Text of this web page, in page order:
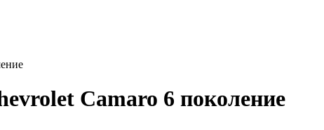
Camaro 6 поколение